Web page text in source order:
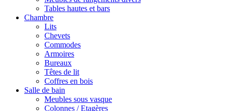
Tables hautes et bars
Chambre
Lits
Chevets
Commodes
Armoires
Bureaux
Têtes de lit
Coffres en bois
Salle de bain
Meubles sous vasque
Colonnes / Etagères